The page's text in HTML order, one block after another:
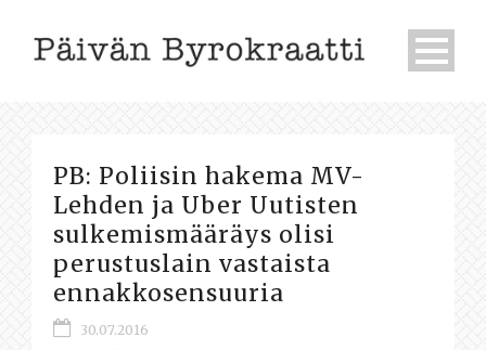
PB: Poliisin hakema MV-
Lehden ja Uber Uutisten
sulkemismääräys olisi
perustuslain vastaista
ennakkosensuuria
30.07.2016